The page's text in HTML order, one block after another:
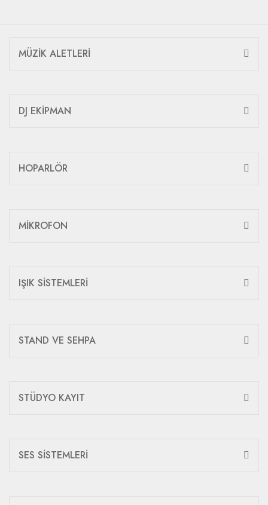
MÜZİK ALETLERİ
DJ EKİPMAN
HOPARLÖR
MİKROFON
IŞIK SİSTEMLERİ
STAND VE SEHPA
STÜDYO KAYIT
SES SİSTEMLERİ